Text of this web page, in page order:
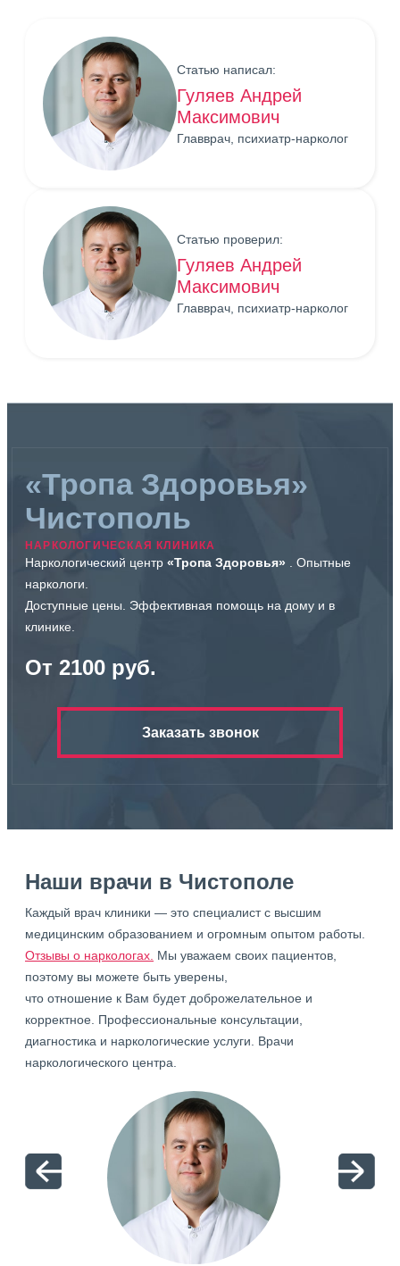
Статью написал:
Гуляев Андрей
Максимович
Главврач, психиатр-нарколог
Статью проверил:
Гуляев Андрей
Максимович
Главврач, психиатр-нарколог
«Тропа Здоровья»
Чистополь
НАРКОЛОГИЧЕСКАЯ КЛИНИКА
Наркологический центр «Тропа Здоровья» . Опытные
наркологи.
Доступные цены. Эффективная помощь на дому и в
клинике.
От 2100 руб.
Заказать звонок
Наши врачи в Чистополе
Каждый врач клиники — это специалист с высшим
медицинским образованием и огромным опытом работы.
Отзывы о наркологах. Мы уважаем своих пациентов,
поэтому вы можете быть уверены,
что отношение к Вам будет доброжелательное и
корректное. Профессиональные консультации,
диагностика и наркологические услуги. Врачи
наркологического центра.